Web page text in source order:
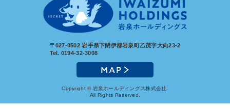
〒027-0502 岩手県下閉伊郡岩泉町乙茂字大向23-2
Tel. 0194-32-3008
Copyright © 岩泉ホールディングス株式会社.
All Rights Reserved.